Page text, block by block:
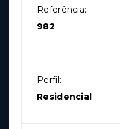
Referência:
982
Perfil:
Residencial